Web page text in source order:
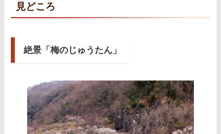
見どころ
絶景「梅のじゅうたん」